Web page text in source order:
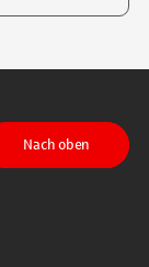
Nach oben